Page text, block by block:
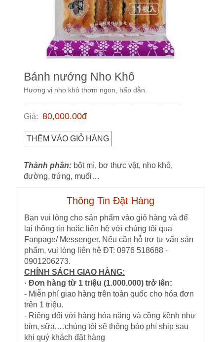
Bánh nướng Nho Khô
Hương vị nho khô thơm ngon, hấp dẫn.
Giá: 80,000.00đ
THÊM VÀO GIỎ HÀNG
Thành phần: bột mì, bơ thực vật, nho khô,
đường, trứng, muối…
Thông Tin Đặt Hàng
Bạn vui lòng cho sản phẩm vào giỏ hàng và để
lại thông tin hoặc liên hệ với chúng tôi qua
Fanpage/ Messenger. Nếu cần hỗ trợ tư vấn sản
phẩm, vui lòng liên hệ ĐT: 0976 518688 -
0901206273.
CHÍNH SÁCH GIAO HÀNG:
· Đơn hàng từ 1 triệu (1.000.000) trở lên:
- Miễn phí giao hàng trên toàn quốc cho hóa đơn
trên 1 triệu.
- Riêng đối với hàng hóa nặng và cồng kềnh như
bỉm, sữa,…chúng tôi sẽ thông báo phí ship sau
khi quý khách đặt hàng